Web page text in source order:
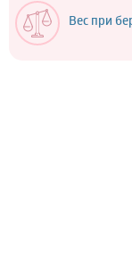
Вес при